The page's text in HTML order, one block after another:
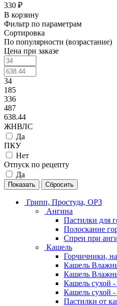
330 ₽
В корзину
Фильтр по параметрам
Сортировка
По популярности (возрастание)
Цена при заказе
34
185
336
487
638.44
ЖНВЛС
Да
ПКУ
Нет
Отпуск по рецепту
Да
Сбросить
Грипп, Простуда, ОРЗ
Ангина
Пастилки для
Полоскание
Спреи при
Кашель
Горчичники,
Кашель
Кашель
Кашель сухой
Кашель сухой -
Пастилки от